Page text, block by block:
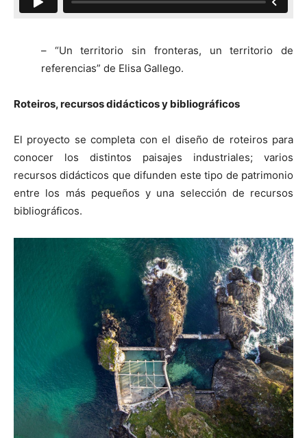
– “Un territorio sin fronteras, un territorio de
referencias” de Elisa Gallego.
Roteiros, recursos didácticos y bibliográficos
El proyecto se completa con el diseño de roteiros para
conocer los distintos paisajes industriales; varios
recursos didácticos que difunden este tipo de patrimonio
entre los más pequeños y una selección de recursos
bibliográficos.